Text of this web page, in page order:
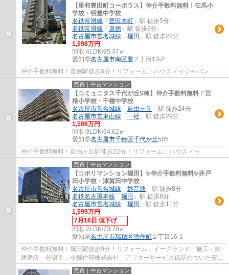
【星和豊田町コーポラス】仲介手数料無料！伝馬小
学校・明豊中学校
名鉄常滑線 「 豊田本町 」駅 徒歩5分
名鉄常滑線 「 道徳 」駅 徒歩9分
名古屋市営名城線 「 堀田 」駅 徒歩23分
1,598万円
間取:4LDK/95.37㎡
愛知県名古屋市南区豊 ２丁目13-2
仲介手数料無料！道徳駅徒歩8分！リフォーム：ハウスドゥジャパン
売買｜中古マンション
【コミュニタス千代が丘S棟】仲介手数料無料！宮
根小学校・千種中学校
名古屋市営名城線 「 自由ヶ丘 」駅 徒歩24分
名古屋市営東山線 「 一社 」駅 徒歩29分
1,598万円
間取:3LDK/64.62㎡
愛知県名古屋市千種区千代が丘505
仲介手数料無料！自由ヶ丘駅徒歩22分！リフォーム：ハウスドゥ
売買｜中古マンション
【コボリマンション堀田】✨️仲介手数料無料✨️井戸
田小学校・津賀田中学校
名古屋市営名城線 「 妙音通 」駅 徒歩8分
名鉄名古屋本線 「 堀田 」駅 徒歩8分
名古屋市営名城線 「 堀田 」駅 徒歩11分
1,599万円
7月16日 値下げ
間取:2LDK/73.70㎡
愛知県名古屋市瑞穂区惣作町 ２丁目16-1
仲介手数料無料！堀田駅徒歩9分！リフォーム：イーグランド 施工：鉄
建建設 分譲主：小堀住研株式会社 アフターサービス保証のついた安心
リフォーム物件です。
売買｜中古マンション